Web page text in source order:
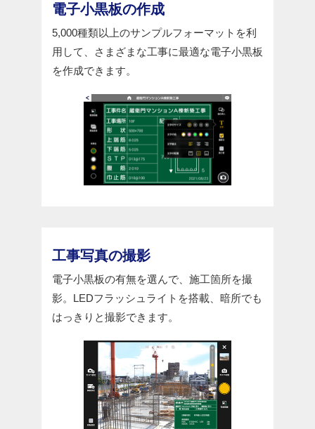
電子小黒板の作成
5,000種類以上のサンプルフォーマットを利
用して、さまざまな工事に最適な電子小黒板
を作成できます。
工事写真の撮影
電子小黒板の有無を選んで、施工箇所を撮
影。LEDフラッシュライトを搭載、暗所でも
はっきりと撮影できます。